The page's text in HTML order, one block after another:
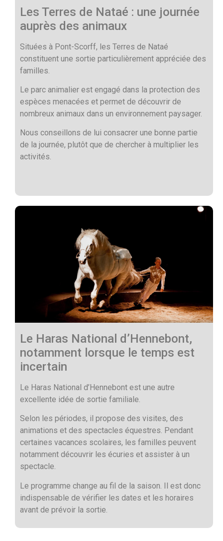
Les Terres de Nataé : une journée
auprès des animaux
Situées à Pont-Scorff, les Terres de Nataé
constituent une sortie particulièrement appréciée des
familles.
Le parc animalier est engagé dans la protection des
espèces menacées et permet de découvrir de
nombreux animaux dans un environnement paysager.
Nous conseillons de lui consacrer une bonne partie
de la journée, plutôt que de chercher à multiplier les
activités.
Le Haras National d’Hennebont,
notamment lorsque le temps est
incertain
Le Haras National d’Hennebont est une autre
excellente idée de sortie familiale.
Selon les périodes, il propose des visites, des
animations et des spectacles équestres. Pendant
certaines vacances scolaires, les familles peuvent
notamment découvrir les écuries et assister à un
spectacle.
Le programme change au fil de la saison. Il est donc
indispensable de vérifier les dates et les horaires
avant de prévoir la sortie.